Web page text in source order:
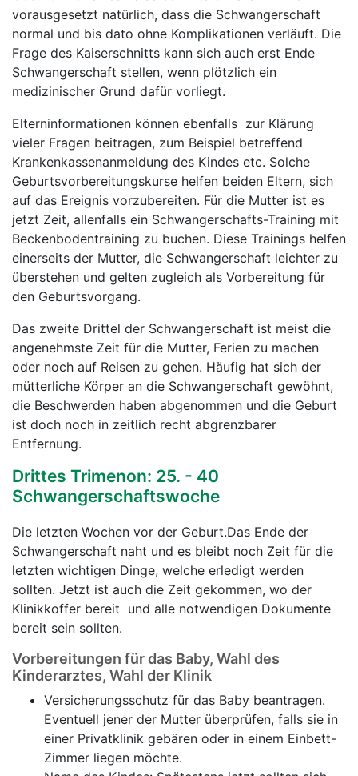
vorausgesetzt natürlich, dass die Schwangerschaft
normal und bis dato ohne Komplikationen verläuft. Die
Frage des Kaiserschnitts kann sich auch erst Ende
Schwangerschaft stellen, wenn plötzlich ein
medizinischer Grund dafür vorliegt.
Elterninformationen können ebenfalls zur Klärung
vieler Fragen beitragen, zum Beispiel betreffend
Krankenkassenanmeldung des Kindes etc. Solche
Geburtsvorbereitungskurse helfen beiden Eltern, sich
auf das Ereignis vorzubereiten. Für die Mutter ist es
jetzt Zeit, allenfalls ein Schwangerschafts-Training mit
Beckenbodentraining zu buchen. Diese Trainings helfen
einerseits der Mutter, die Schwangerschaft leichter zu
überstehen und gelten zugleich als Vorbereitung für
den Geburtsvorgang.
Das zweite Drittel der Schwangerschaft ist meist die
angenehmste Zeit für die Mutter, Ferien zu machen
oder noch auf Reisen zu gehen. Häufig hat sich der
mütterliche Körper an die Schwangerschaft gewöhnt,
die Beschwerden haben abgenommen und die Geburt
ist doch noch in zeitlich recht abgrenzbarer
Entfernung.
Drittes Trimenon: 25. - 40
Schwangerschaftswoche
Die letzten Wochen vor der Geburt.Das Ende der
Schwangerschaft naht und es bleibt noch Zeit für die
letzten wichtigen Dinge, welche erledigt werden
sollten. Jetzt ist auch die Zeit gekommen, wo der
Klinikkoffer bereit und alle notwendigen Dokumente
bereit sein sollten.
Vorbereitungen für das Baby, Wahl des
Kinderarztes, Wahl der Klinik
Versicherungsschutz für das Baby beantragen.
Eventuell jener der Mutter überprüfen, falls sie in
einer Privatklinik gebären oder in einem Einbett-
Zimmer liegen möchte.